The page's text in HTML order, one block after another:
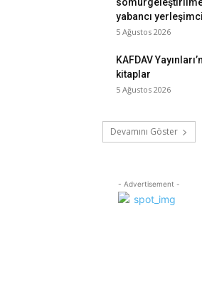
yabancı
5 Ağustos 2026
KAFDAV
kitaplar
5 Ağustos 2026
Devamını Göster
- Advertisement -